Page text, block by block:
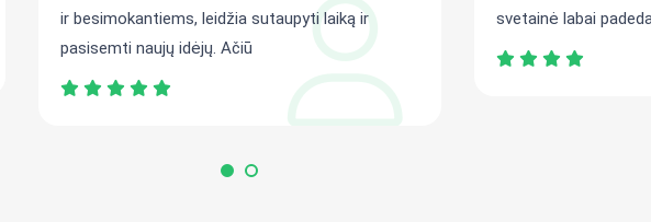
ir besimokantiems, leidžia sutaupyti laiką ir
pasisemti naujų idėjų. Ačiū
svetainė labai padeda.